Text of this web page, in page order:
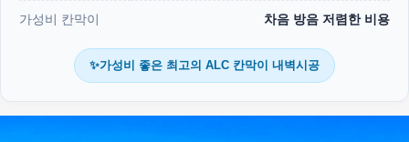
가성비 칸막이 차음 방음 저렴한 비용
✨가성비 좋은 최고의 ALC 칸막이 내벽시공